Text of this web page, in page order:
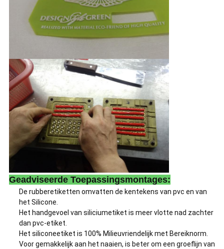
Geadviseerde Toepassingsmontages:
De rubberetiketten omvatten de kentekens van pvc en van
het Silicone.
Het handgevoel van siliciumetiket is meer vlotte nad zachter
dan pvc-etiket.
Het siliconeetiket is 100% Milieuvriendelijk met Bereiknorm.
Voor gemakkelijk aan het naaien, is beter om een groeflijn van